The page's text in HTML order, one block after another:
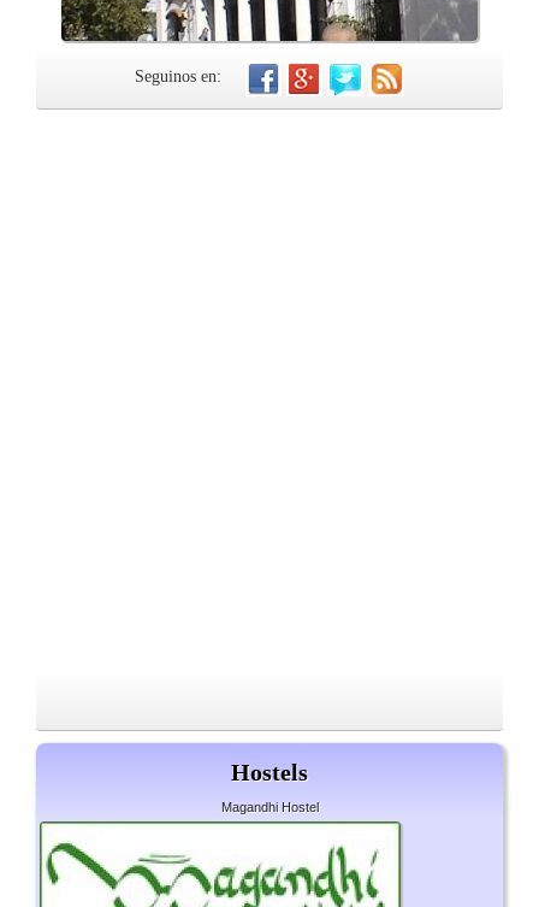
Seguinos en:
Hostels
Magandhi Hostel